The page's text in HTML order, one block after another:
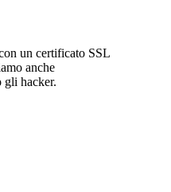
un certificato SSL
anche
gli hacker.